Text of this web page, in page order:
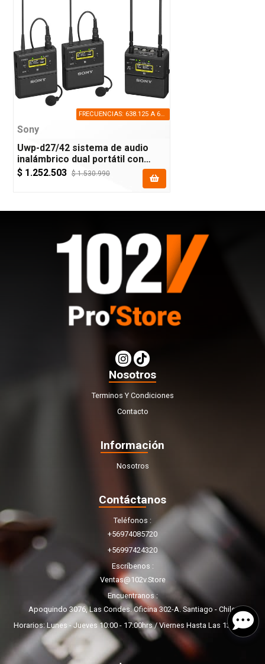
FRECUENCIAS: 638.125 A 697.875 MHZ
Sony
Uwp-d27/42 sistema de audio
inalámbrico dual portátil con
montaje a cámara y lavalier omni
$ 1.252.503 $ 1.530.990
Nosotros
Terminos Y Condiciones
Contacto
Información
Nosotros
Contáctanos
Teléfonos
+56974085720
+56997424320
Escríbenos
Ventas@102v.store
Encuentranos
Apoquindo 3076, Las Condes. Oficina 302-A. Santiago - Chile.
Horarios: Lunes - Jueves 10:00 - 17:00hrs / Viernes Hasta Las 13:00hrs